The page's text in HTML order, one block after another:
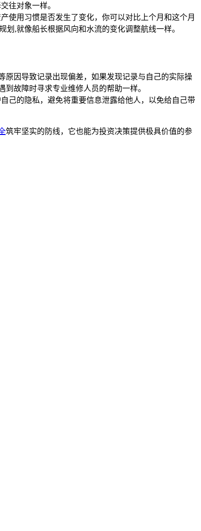
往对象一样。
使用习惯是否发生了变化，你可以对比上个月和这个月
,就像船长根据风向和水流的变化调整航线一样。
原因导致记录出现偏差，如果发现记录与自己的实际操
故障时寻求专业维修人员的帮助一样。
己的隐私，避免将重要信息泄露给他人，以免给自己带
筑牢坚实的防线，它也能为投资决策提供极具价值的参